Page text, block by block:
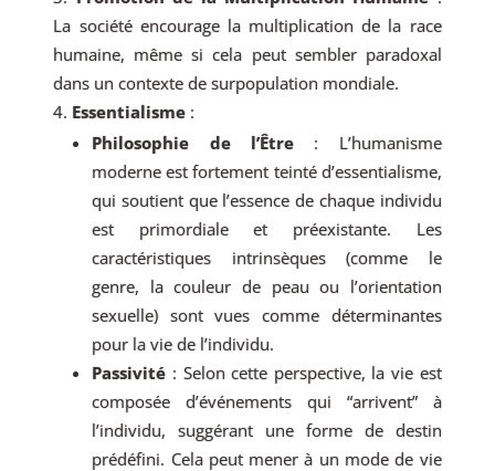
La société encourage la multiplication de la race
humaine, même si cela peut sembler paradoxal
dans un contexte de surpopulation mondiale.
Essentialisme :
Philosophie de l’Être: L’humanisme
moderne est fortement teinté d’essentialisme,
qui soutient que l’essence de chaque individu
est primordiale et préexistante. Les
caractéristiques intrinsèques (comme le
genre, la couleur de peau ou l’orientation
sexuelle) sont vues comme déterminantes
pour la vie de l’individu.
Passivité : Selon cette perspective, la vie est
composée d’événements qui “arrivent” à
l’individu, suggérant une forme de destin
prédéfini. Cela peut mener à un mode de vie